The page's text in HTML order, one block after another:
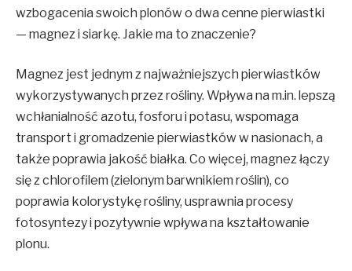
wzbogacenia swoich plonów o dwa cenne pierwiastki
— magnez i siarkę. Jakie ma to znaczenie?
Magnez jest jednym z najważniejszych pierwiastków
wykorzystywanych przez rośliny. Wpływa na m.in. lepszą
wchłanialność azotu, fosforu i potasu, wspomaga
transport i gromadzenie pierwiastków w nasionach, a
także poprawia jakość białka. Co więcej, magnez łączy
się z chlorofilem (zielonym barwnikiem roślin), co
poprawia kolorystykę rośliny, usprawnia procesy
fotosyntezy i pozytywnie wpływa na kształtowanie
plonu.